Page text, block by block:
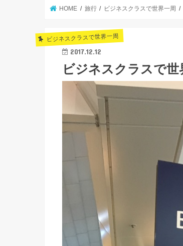
HOME 旅行 ビジネスクラスで世界一周
ビジネスクラスで世界一周
2017.12.12
ビジネスクラスで